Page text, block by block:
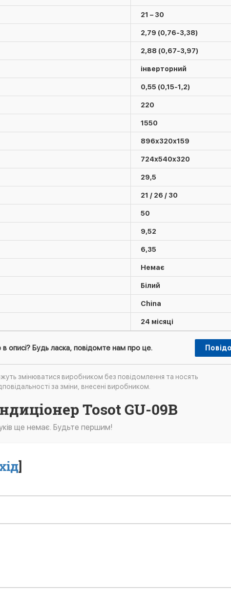
21 – 30
2,79 (0,76-3,38)
2,88 (0,67-3,97)
інверторний
0,55 (0,15-1,2)
220
1550
896х320х159
724х540х320
29,5
21 / 26 / 30
50
9,52
6,35
Немає
Білий
China
24 місяці
описі? Будь ласка, повідомте нам про це.
змінюватися виробником без повідомлення та носять
за зміни, внесені виробником.
Tosot GU-09B
ще немає. Будьте першим!
]